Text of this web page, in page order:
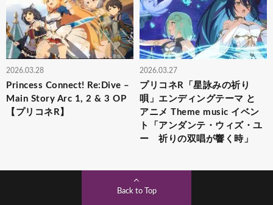
2026.03.28
Princess Connect! Re:Dive –
Main Story Arc 1, 2 & 3 OP
【プリコネR】
2026.03.27
プリコネR「星詠みの祈り
唄」エンディングテーマ と
アニメ Theme music イベン
ト「アンダンテ・ウィズ・ユ
ー 祈りの双唱が響く時」
Back to Top